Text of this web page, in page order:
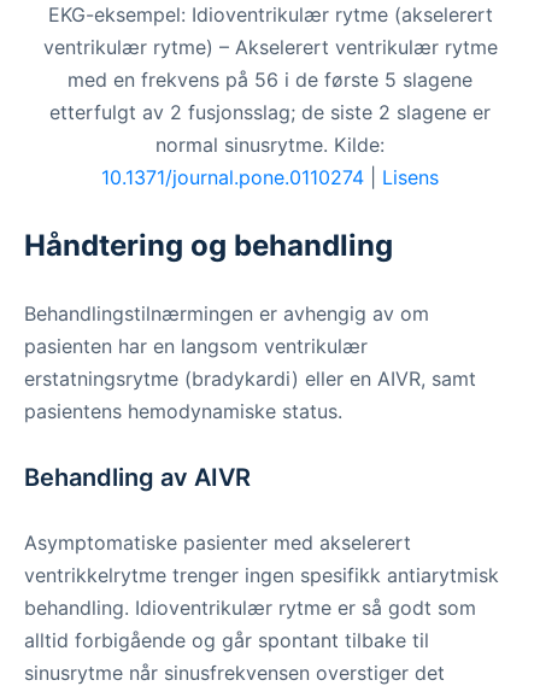
EKG-eksempel: Idioventrikulær rytme (akselerert
ventrikulær rytme) – Akselerert ventrikulær rytme
med en frekvens på 56 i de første 5 slagene
etterfulgt av 2 fusjonsslag; de siste 2 slagene er
normal sinusrytme. Kilde:
10.1371/journal.pone.0110274
Lisens
Håndtering og behandling
Behandlingstilnærmingen er avhengig av om
pasienten har en langsom ventrikulær
erstatningsrytme (bradykardi) eller en AIVR, samt
pasientens hemodynamiske status.
Behandling av AIVR
Asymptomatiske pasienter med akselerert
ventrikkelrytme trenger ingen spesifikk antiarytmisk
behandling. Idioventrikulær rytme er så godt som
alltid forbigående og går spontant tilbake til
sinusrytme når sinusfrekvensen overstiger det